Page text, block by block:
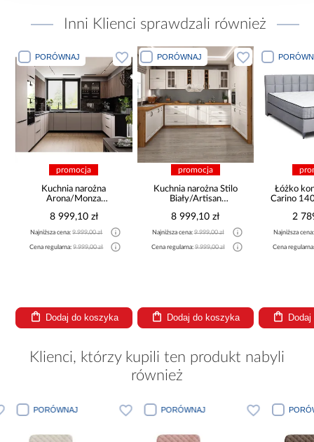
Inni Klienci sprawdzali również
PORÓWNAJ
promocja
Kuchnia narożna
Arona/Monza
8 999,10 zł
Najniższa cena:9 999,00 zł
Cena regularna:9 999,00 zł
Dodaj do koszyka
PORÓWNAJ
promocja
Kuchnia narożna Stilo
Biały/Artisan
8 999,10 zł
Najniższa cena:9 999,00 zł
Cena regularna:9 999,00 zł
Dodaj do koszyka
Łóżko
Carino
2
Najniższa
Cena
Klienci, którzy kupili ten produkt nabyli
również
PORÓWNAJ PORÓWNAJ